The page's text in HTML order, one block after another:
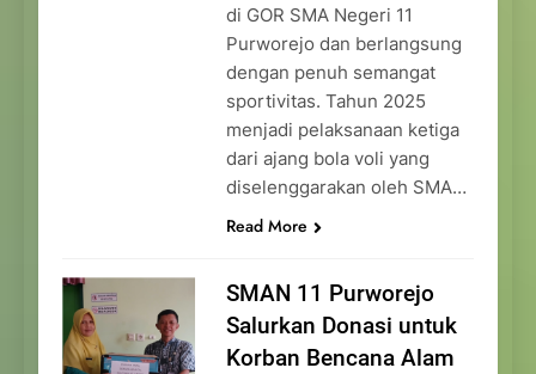
di GOR SMA Negeri 11
Purworejo dan berlangsung
dengan penuh semangat
sportivitas. Tahun 2025
menjadi pelaksanaan ketiga
dari ajang bola voli yang
diselenggarakan oleh SMA…
Read More
SMAN 11 Purworejo
Salurkan Donasi untuk
Korban Bencana Alam